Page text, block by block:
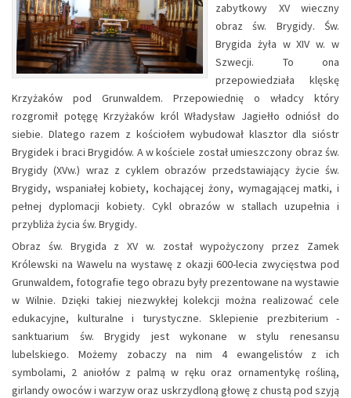
zabytkowy XV wieczny
obraz św. Brygidy. Św.
Brygida żyła w XIV w. w
Szwecji. To ona
przepowiedziała klęskę
Krzyżaków pod Grunwaldem. Przepowiednię o władcy który
rozgromił potęgę Krzyżaków król Władysław Jagiełło odniósł do
siebie. Dlatego razem z kościołem wybudował klasztor dla sióstr
Brygidek i braci Brygidów. A w kościele został umieszczony obraz św.
Brygidy (XVw.) wraz z cyklem obrazów przedstawiający życie św.
Brygidy, wspaniałej kobiety, kochającej żony, wymagającej matki, i
pełnej dyplomacji kobiety. Cykl obrazów w stallach uzupełnia i
przybliża życia św. Brygidy.
Obraz św. Brygida z XV w. został wypożyczony przez Zamek
Królewski na Wawelu na wystawę z okazji 600-lecia zwycięstwa pod
Grunwaldem, fotografie tego obrazu były prezentowane na wystawie
w Wilnie. Dzięki takiej niezwykłej kolekcji można realizować cele
edukacyjne, kulturalne i turystyczne. Sklepienie prezbiterium -
sanktuarium św. Brygidy jest wykonane w stylu renesansu
lubelskiego. Możemy zobaczy na nim 4 ewangelistów z ich
symbolami, 2 aniołów z palmą w ręku oraz ornamentykę rośliną,
girlandy owoców i warzyw oraz uskrzydloną głowę z chustą pod szyją